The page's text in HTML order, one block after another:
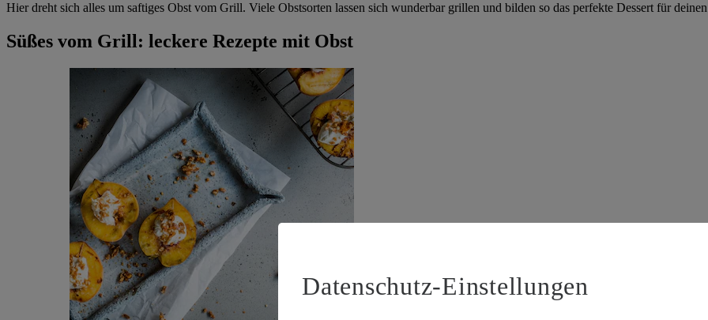
Hier dreht sich alles um saftiges Obst vom Grill. Viele Obstsorten lassen sich wunderbar grillen und bilden so das perfekte Dessert für
Süßes vom Grill: leckere Rezepte mit Obst
Datenschutz-Einstellungen